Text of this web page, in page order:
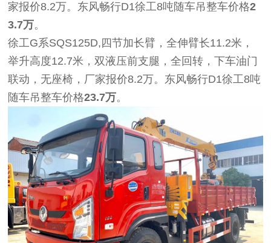
家报价8.2万。东风畅行D1徐工8吨随车吊整车价格2
3.7万。
徐工G系SQS125D,四节加长臂，全伸臂长11.2米，
举升高度12.7米，双液压前支腿，全回转，下车油门
联动，无座椅，厂家报价8.2万。东风畅行D1徐工8吨
随车吊整车价格23.7万。